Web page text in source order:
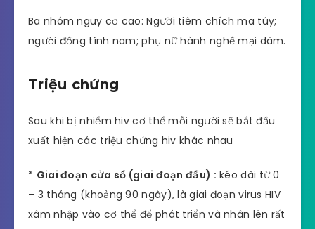
Ba nhóm nguy cơ cao: Người tiêm chích ma túy;
người đồng tính nam; phụ nữ hành nghề mại dâm.
Triệu chứng
Sau khi bị nhiểm hiv cơ thể mỗi người sẽ bắt đầu
xuất hiện các triệu chứng hiv khác nhau
* Giai đoạn cửa sổ (giai đoạn đầu) : kéo dài từ 0
– 3 tháng (khoảng 90 ngày), là giai đoạn virus HIV
xâm nhập vào cơ thể để phát triển và nhân lên rất